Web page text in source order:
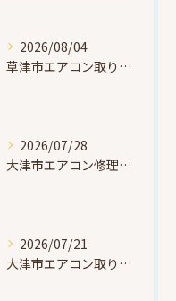
2026/08/04
草津市エアコン取り付け｜お客様取り外し済・化粧カバー再利用（ダイキン S225ATES・アウルコート草津）
2026/07/28
大津市エアコン修理｜冷媒漏れを特定！高所作業で東芝RAS-F221ARTを修理・ガスチャージ
2026/07/21
大津市エアコン取り付け｜他社で断られたマンション3階の壁面アングル高所作業（ハイセンス HA-J22H-W・プレジーオビワコ）